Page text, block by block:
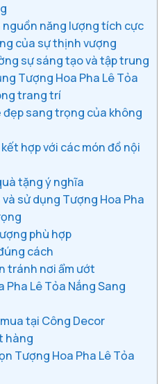
nguồn năng lượng tích cực
của sự thịnh vượng
sự sáng tạo và tập trung
Tượng Hoa Pha Lê Tỏa
trang trí
đẹp sang trọng của không
hợp với các món đồ nội
tặng ý nghĩa
sử dụng Tượng Hoa Pha
phù hợp
cách
tránh nơi ẩm ướt
Pha Lê Tỏa Nắng Sang
mua tại Công Decor
hàng
Tượng Hoa Pha Lê Tỏa